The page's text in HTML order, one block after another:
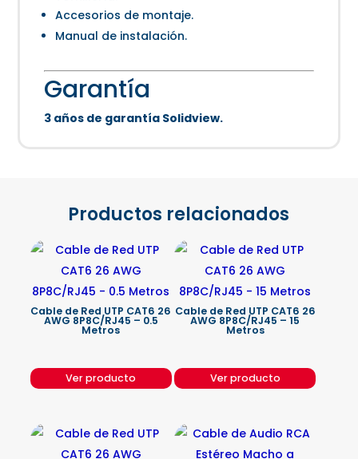
Accesorios de montaje.
Manual de instalación.
Garantía
3 años de garantía Solidview.
Productos relacionados
Cable de Red UTP CAT6 26
AWG 8P8C/RJ45 – 0.5
Metros
Ver producto
Cable de Red UTP CAT6 26
AWG 8P8C/RJ45 – 15
Metros
Ver producto